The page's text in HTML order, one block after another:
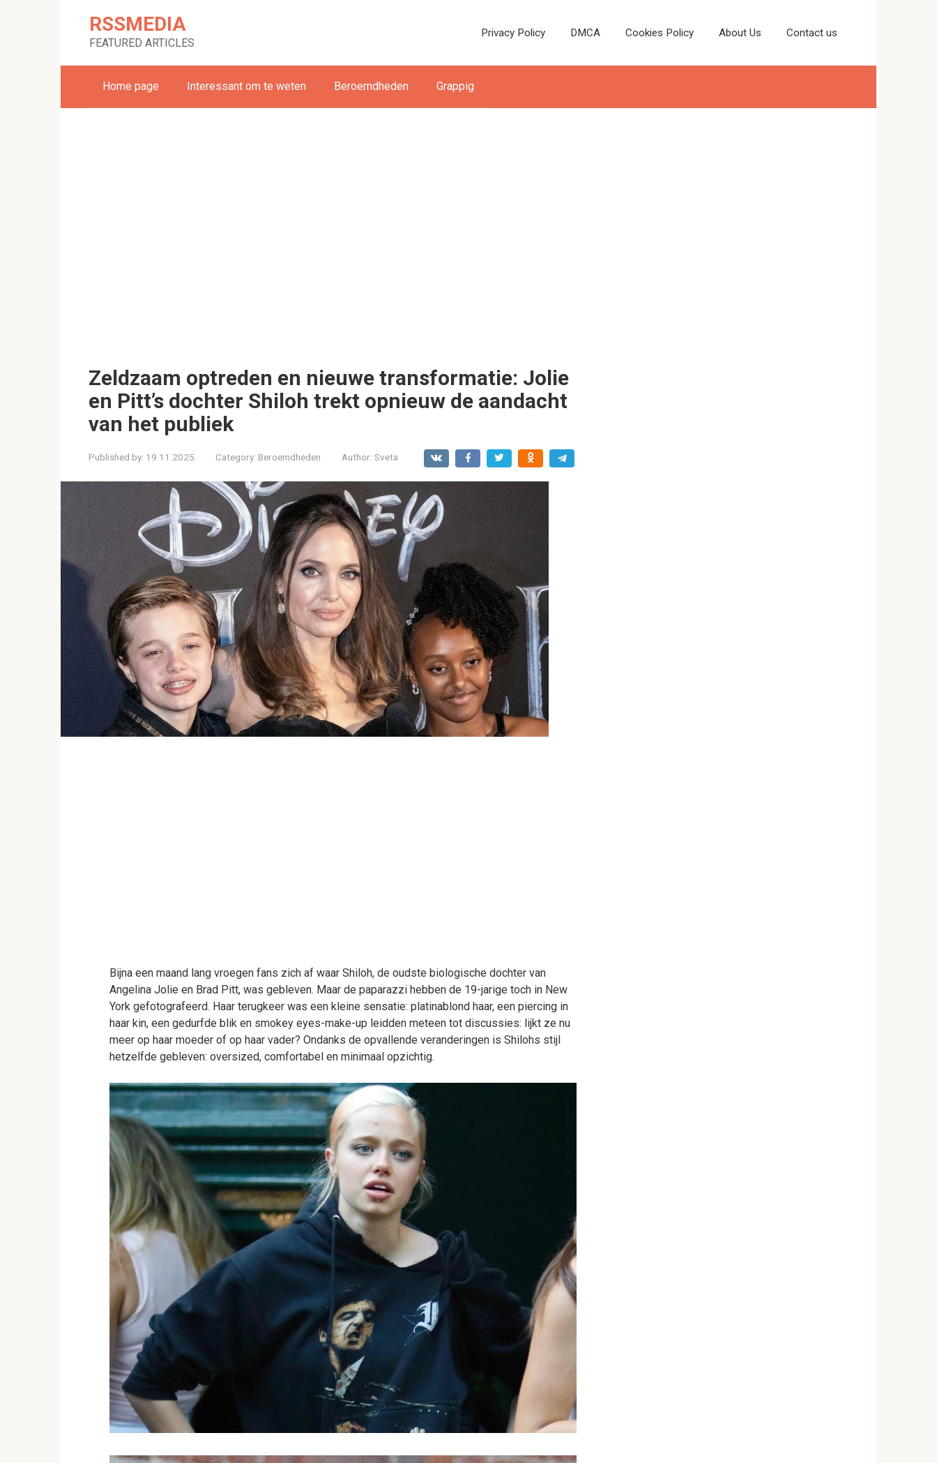
RSSMEDIA
FEATURED ARTICLES
Privacy Policy DMCA Cookies Policy About Us Contact us
Home page Interessant om te weten Beroemdheden Grappig
Zeldzaam optreden en nieuwe transformatie: Jolie
en Pitt’s dochter Shiloh trekt opnieuw de aandacht
van het publiek
Published by: 19.11.2025 Category: Beroemdheden Author: Sveta
Bijna een maand lang vroegen fans zich af waar Shiloh, de oudste biologische dochter van
Angelina Jolie en Brad Pitt, was gebleven. Maar de paparazzi hebben de 19-jarige toch in New
York gefotografeerd. Haar terugkeer was een kleine sensatie: platinablond haar, een piercing in
haar kin, een gedurfde blik en smokey eyes-make-up leidden meteen tot discussies: lijkt ze nu
meer op haar moeder of op haar vader? Ondanks de opvallende veranderingen is Shilohs stijl
hetzelfde gebleven: oversized, comfortabel en minimaal opzichtig.